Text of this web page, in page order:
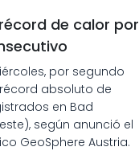
de calor por
por segundo
absoluto de
en Bad
según anunció el
GeoSphere Austria.